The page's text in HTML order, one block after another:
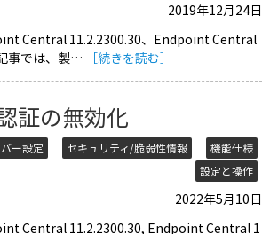
2019年12月24日
Central 11.2.2300.30、Endpoint Central
事では、製…
［続きを読む］
証の無効化
ー設定 セキュリティ/脆弱性情報
機能仕様
設定と操作
2022年5月10日
Central 11.2.2300.30, Endpoint Central 1